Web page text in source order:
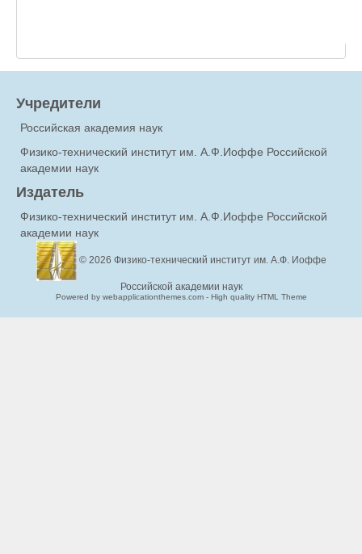
Учредители
Российская академия наук
Физико-технический институт им. А.Ф.Иоффе Российской
академии наук
Издатель
Физико-технический институт им. А.Ф.Иоффе Российской
академии наук
© 2026 Физико-технический институт им. А.Ф. Иоффе
Российской академии наук
Powered by webapplicationthemes.com - High quality HTML Theme